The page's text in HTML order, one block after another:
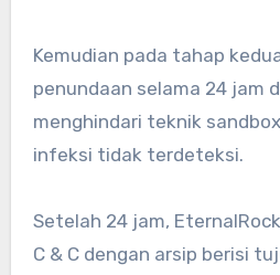
Kemudian pada tahap
penundaan selama 24 jam
menghindari teknik
infeksi tidak terdeteksi.
Setelah 24 jam,
C & C dengan arsip berisi